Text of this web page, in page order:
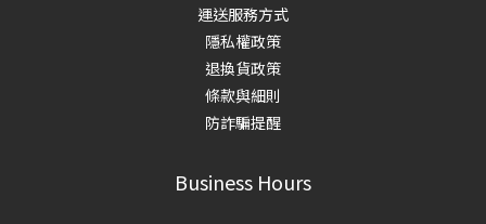
運送服務方式
隱私權政策
退換貨政策
條款與細則
防詐騙提醒
Business Hours